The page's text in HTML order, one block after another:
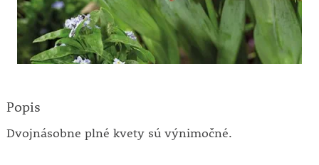
Popis
Dvojnásobne plné kvety sú výnimočné.